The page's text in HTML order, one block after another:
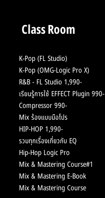
Class Room
K-Pop (FL Studio)
K-Pop (OMG-Logic Pro X)
R&B - FL Studio 1,990-
เรียนรู้การใช้ EFFECT Plugin 990-
Compressor 990-
Mix ร้องแบบมือโปร
HIP-HOP 1,990-
รวมทุกเรื่องเกี่ยวกับ EQ
Hip-Hop Logic Pro
Mix & Mastering Course#1
Mix & Mastering E-Book
Mix & Mastering Course